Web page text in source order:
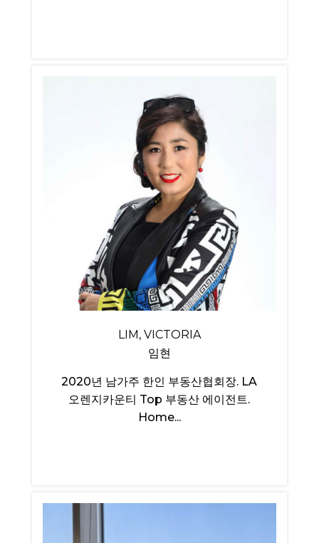
LIM, VICTORIA
임현
2020년 남가주 한인 부동산협회장. LA
오렌지카운티 Top 부동산 에이전트.
Home...